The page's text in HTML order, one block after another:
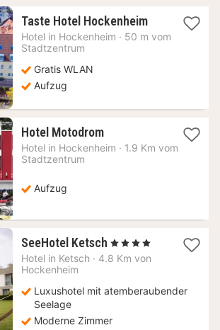
Taste Hotel Hockenheim1
Nacht
Hotel in Hockenheim · 50 m vom
Stadtzentrum
Gratis WLAN
Aufzug
Hotel Motodrom1
Nacht
Hotel in Hockenheim · 1.9 Km vom
Stadtzentrum
Aufzug
SeeHotel Ketsch 1
Nacht
€
, 4 Sterne
Hotel in Ketsch · 4.8 Km von
Hockenheim
Luxushotel mit atemberaubender
Seelage
Moderne Zimmer